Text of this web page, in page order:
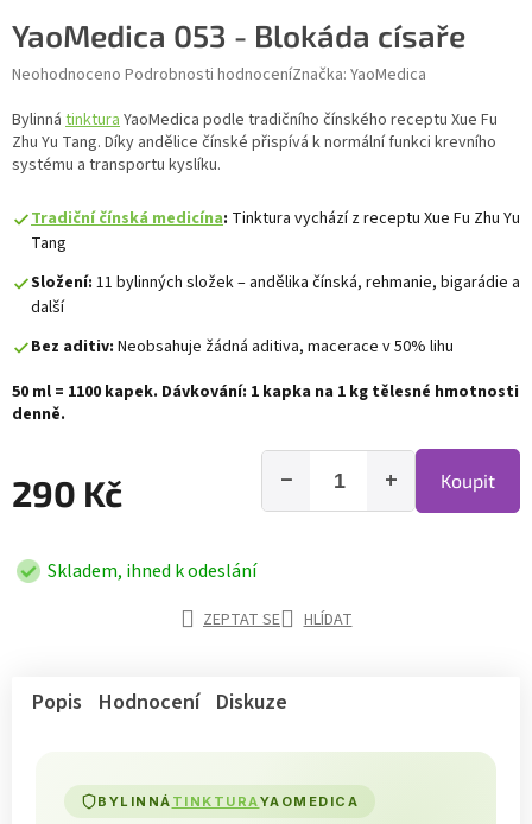
YaoMedica 053 - Blokáda císaře
Průměrné hodnocení produktu je 0,0 z 5 hvězdiček.
Neohodnoceno Podrobnosti hodnoceníZnačka: YaoMedica
Bylinná tinkturaYaoMedica podle tradičního čínského receptu Xue Fu
Zhu Yu Tang. Díky andělice čínské přispívá k normální funkci krevního
systému a transportu kyslíku.
Tradiční čínská medicína: Tinktura vychází z receptu Xue Fu Zhu Yu
Tang
Složení: 11 bylinných složek – andělika čínská, rehmanie, bigarádie a
další
Bez aditiv: Neobsahuje žádná aditiva, macerace v 50% lihu
50 ml = 1100 kapek. Dávkování: 1 kapka na 1 kg tělesné hmotnosti
denně.
290 Kč +
− Koupit
Skladem, ihned k odeslání
ZEPTAT SE HLÍDAT
Popis Hodnocení Diskuze
BYLINNÁ TINKTURAYAOMEDICA